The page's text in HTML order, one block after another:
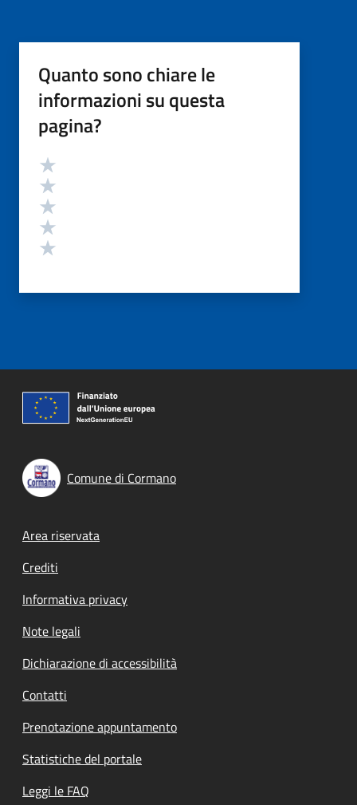
Quanto sono chiare le
informazioni su questa
pagina?
Valutazione
Comune di Cormano
Footer menu
Area riservata
Crediti
Informativa privacy
Note legali
Dichiarazione di accessibilità
Contatti
Prenotazione appuntamento
Statistiche del portale
Leggi le FAQ